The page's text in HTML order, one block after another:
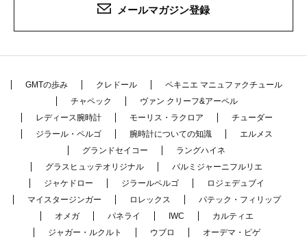
メールマガジン登録
GMTの歩み クレドール
ペキニエ マニュファクチュール
チャペック
ヴァン クリーフ&アーペル
レディース腕時計
モーリス・ラクロア
チューダー
ジラール・ペルゴ
腕時計についての知識
エルメス
グランドセイコー
ラングハイネ
グラスヒュッテオリジナル
パルミジャーニフルリエ
ジャケドロー
ジラールペルゴ
ロジェデュブイ
マイスタージンガー
ロレックス
パテック・フィリップ
オメガ
パネライ IWC
カルティエ
ジャガー・ルクルト
ウブロ
オーデマ・ピゲ